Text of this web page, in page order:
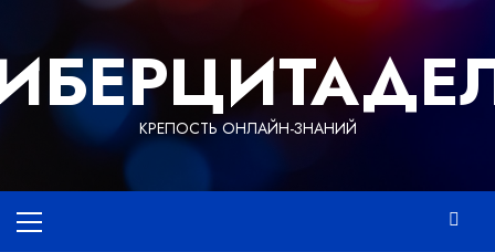
содержимому
КРЕПОСТЬ ОНЛАЙН-ЗНАНИЙ
меню